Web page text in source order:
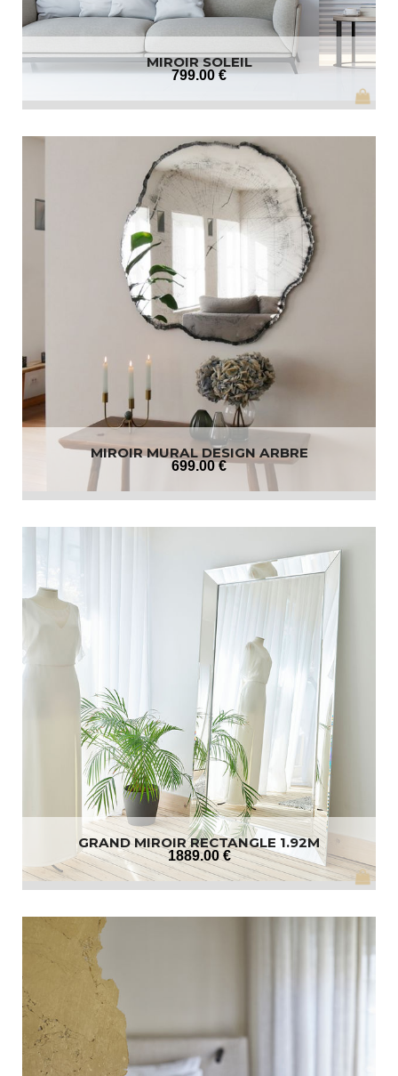
MIROIR SOLEIL
799.00 €
MIROIR MURAL DESIGN ARBRE
699.00 €
GRAND MIROIR RECTANGLE 1.92M
1889.00 €